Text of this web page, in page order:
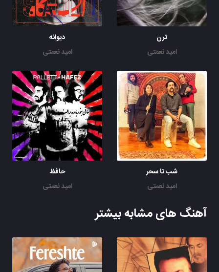
ترن
امید نعمتی
دیوانه
امید نعمتی
شب تا سحر
امید نعمتی
حافظ
امید نعمتی
آهنگ های مشابه بیشتر